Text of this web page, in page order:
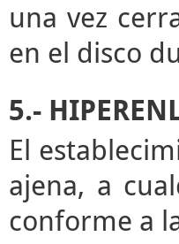
una vez
en el disco
5.-
El
ajena, a
conforme a